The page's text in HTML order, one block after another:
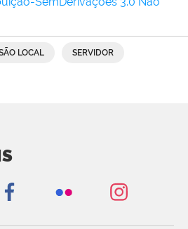
LOCAL SERVIDOR